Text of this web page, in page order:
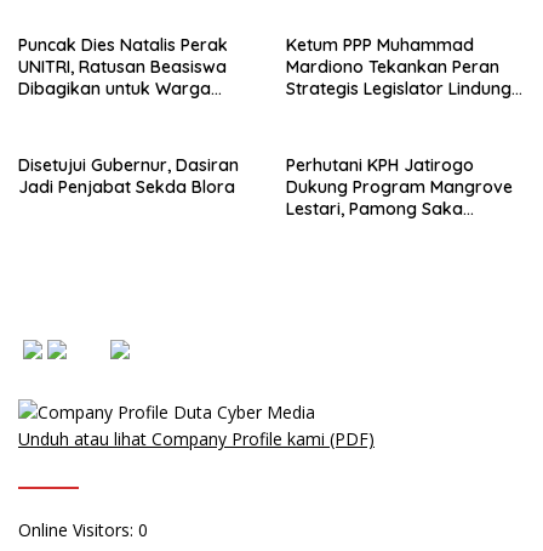
Puncak Dies Natalis Perak
UNITRI, Ratusan Beasiswa
Dibagikan untuk Warga
Ketum PPP Muhammad
Mardiono Tekankan Peran
Strategis Legislator Lindungi
Disetujui Gubernur, Dasiran
Jadi Penjabat Sekda Blora
Perhutani KPH Jatirogo
Dukung Program Mangrove
Lestari, Pamong Saka
Unduh atau lihat Company Profile kami (PDF)
Online Visitors: 0